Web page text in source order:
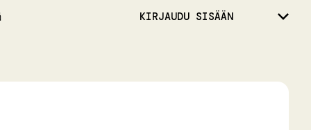
KIRJAUDU SISÄÄN